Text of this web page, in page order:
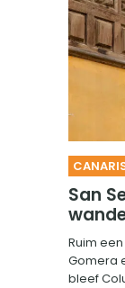
San
Ruim
Gomera
bleef